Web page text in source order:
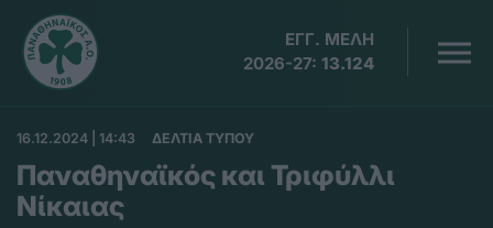
ΕΓΓ. ΜΕΛΗ
2026-27: 13.124
16.12.2024 | 14:43 ΔΕΛΤΙΑ ΤΥΠΟΥ
Παναθηναϊκός και Τριφύλλι
Νίκαιας